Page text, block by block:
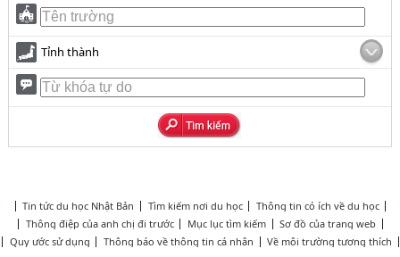
Tỉnh thành
Tin tức du học Nhật Bản Tìm kiếm nơi du học
Thông tin có ích về du học
Thông điệp của anh chị đi trước
Mục lục tìm kiếm
Sơ đồ của trang web
Quy ước sử dụng
Thông báo về thông tin cá nhân Về môi trường tương thích